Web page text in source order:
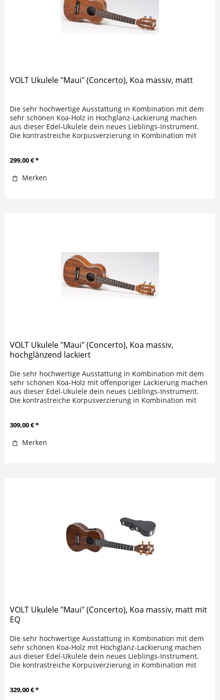
VOLT Ukulele "Maui" (Concerto), Koa massiv, matt
Die sehr hochwertige Ausstattung in Kombination mit dem
sehr schönen Koa-Holz in Hochglanz-Lackierung machen
aus dieser Edel-Ukulele dein neues Lieblings-Instrument.
Die kontrastreiche Korpusverzierung in Kombination mit
299,00 € *
Merken
VOLT Ukulele "Maui" (Concerto), Koa massiv,
hochglänzend lackiert
Die sehr hochwertige Ausstattung in Kombination mit dem
sehr schönen Koa-Holz mit offenporiger Lackierung machen
aus dieser Edel-Ukulele dein neues Lieblings-Instrument.
Die kontrastreiche Korpusverzierung in Kombination mit
309,00 € *
Merken
VOLT Ukulele "Maui" (Concerto), Koa massiv, matt mit
EQ
Die sehr hochwertige Ausstattung in Kombination mit dem
sehr schönen Koa-Holz mit Hochglanz-Lackierung machen
aus dieser Edel-Ukulele dein neues Lieblings-Instrument.
Die kontrastreiche Korpusverzierung in Kombination mit
329,00 € *